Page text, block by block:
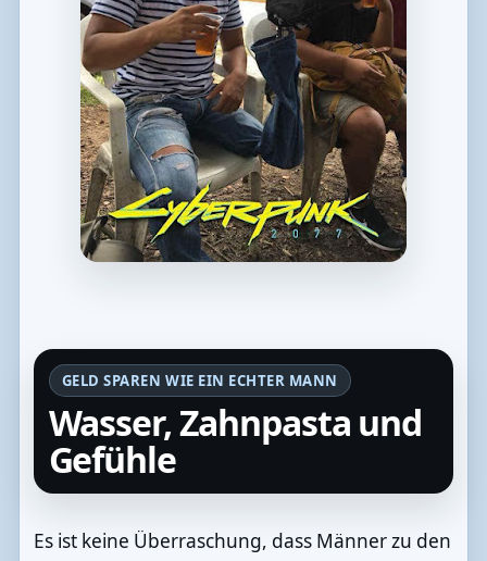
GELD SPAREN WIE EIN ECHTER MANN
Wasser, Zahnpasta und
Gefühle
Es ist keine Überraschung, dass Männer zu den